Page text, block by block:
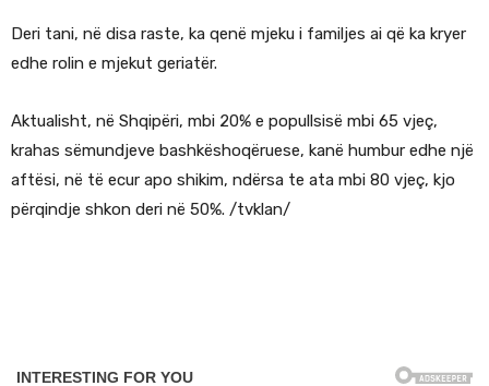
Deri tani, në disa raste, ka qenë mjeku i familjes ai që ka kryer
edhe rolin e mjekut geriatër.
Aktualisht, në Shqipëri, mbi 20% e popullsisë mbi 65 vjeç,
krahas sëmundjeve bashkëshoqëruese, kanë humbur edhe një
aftësi, në të ecur apo shikim, ndërsa te ata mbi 80 vjeç, kjo
përqindje shkon deri në 50%. /tvklan/